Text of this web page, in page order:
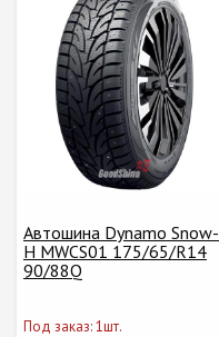
Автошина Dynamo Snow-
H MWCS01 175/65/R14
90/88Q
Под заказ: 1шт.